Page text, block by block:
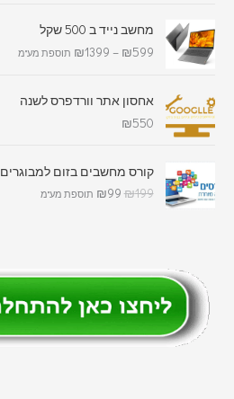
מחשב נייד ב 500 שקל
₪599
–
₪1399 תוספת מע"מ
אחסון אתר וורדפרס לשנה
₪550
קורס מחשבים בזום למבוגרים
₪199
₪99 תוספת מע"מ